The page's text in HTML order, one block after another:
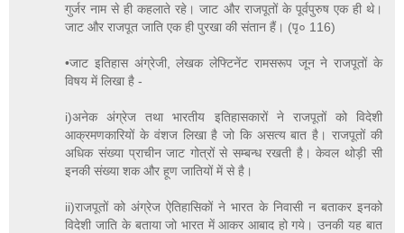
गुर्जर नाम से ही कहलाते रहे। जाट और राजपूतों के पूर्वपुरुष एक ही थे।
जाट और राजपूत जाति एक ही पुरखा की संतान हैं। (पृ० 116)
•जाट इतिहास अंग्रेजी, लेखक लेफ्टिनेंट रामसरूप जून ने राजपूतों के
विषय में लिखा है -
i)अनेक अंग्रेज तथा भारतीय इतिहासकारों ने राजपूतों को विदेशी
आक्रमणकारियों के वंशज लिखा है जो कि असत्य बात है। राजपूतों की
अधिक संख्या प्राचीन जाट गोत्रों से सम्बन्ध रखती है। केवल थोड़ी सी
इनकी संख्या शक और हूण जातियों में से है।
ii)राजपूतों को अंग्रेज ऐतिहासिकों ने भारत के निवासी न बताकर इनको
विदेशी जाति के बताया जो भारत में आकर आबाद हो गये। उनकी यह बात